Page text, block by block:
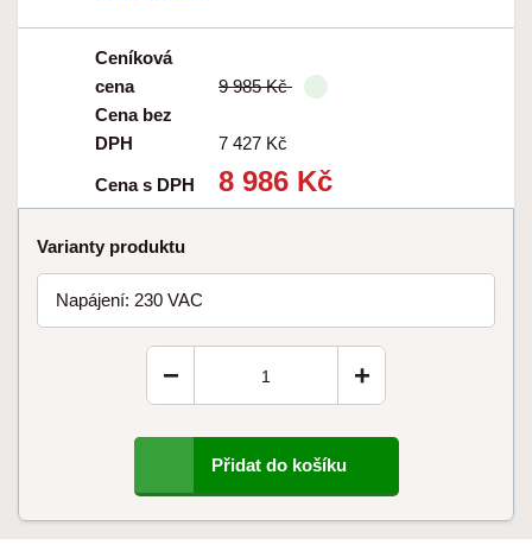
Ceníková
cena
9 985 Kč
Cena bez
DPH
7 427 Kč
Cena s DPH 8 986 Kč
Varianty produktu
Napájení: 230 VAC
+
−
Přidat do košíku